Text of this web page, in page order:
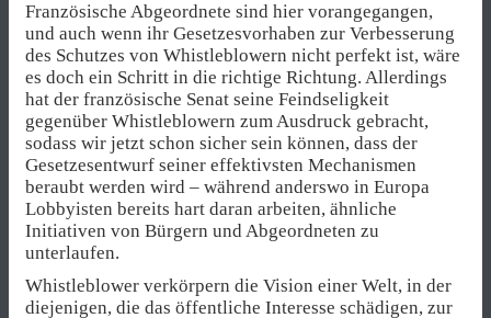
Französische Abgeordnete sind hier vorangegangen,
und auch wenn ihr Gesetzesvorhaben zur Verbesserung
des Schutzes von Whistleblowern nicht perfekt ist, wäre
es doch ein Schritt in die richtige Richtung. Allerdings
hat der französische Senat seine Feindseligkeit
gegenüber Whistleblowern zum Ausdruck gebracht,
sodass wir jetzt schon sicher sein können, dass der
Gesetzesentwurf seiner effektivsten Mechanismen
beraubt werden wird – während anderswo in Europa
Lobbyisten bereits hart daran arbeiten, ähnliche
Initiativen von Bürgern und Abgeordneten zu
unterlaufen.
Whistleblower verkörpern die Vision einer Welt, in der
diejenigen, die das öffentliche Interesse schädigen, zur